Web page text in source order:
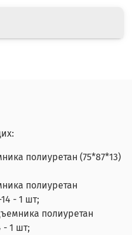
полиуретан (75*87*13)
полиуретан
- 1 шт;
полиуретан
- 1 шт;